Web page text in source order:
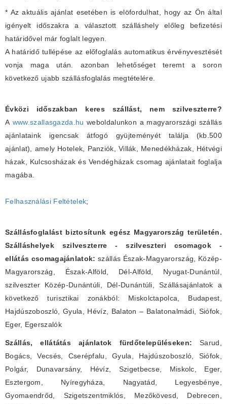
* Az aktuális ajánlat esetében is elöfordulhat, hogy az Ön által
igényelt időszakra a választott szálláshely előleg befizetési
határidővel már foglalt legyen.
A határidő tullépése az előfoglalás automatikus érvényvesztését
vonja maga után. azonban lehetőséget teremt a soron
következő ujabb szállásfoglalás megtételére.
Évközi időszakban keres szállást, nem szilveszterre?
A www.szallasgazda.hu weboldalunkon a magyarországi szállás
ajánlataink igencsak átfogó gyüjteményét találja (kb.500
ajánlat), amely Hotelek, Panziók, Villák, Menedékházak, Hétvégi
házak, Kulcsosházak és Vendégházak csomag ajánlatait foglalja
magába.
Felhasználási Feltételek;
Szállásfoglalást biztosítunk egész Magyarország területén.
Szálláshelyek szilveszterre - szilveszteri csomagok -
ellátás csomagajánlatok: szállás Észak-Magyarország, Közép-
Magyarország, Észak-Alföld, Dél-Alföld, Nyugat-Dunántúl,
szilveszter Közép-Dunántúli, Dél-Dunántúli, Szállásajánlatok a
következő turisztikai zonákból: Miskolctapolca, Budapest,
Hajdúszoboszló, Gyula, Hévíz, Balaton – Balatonalmádi, Siófok,
Eger, Egerszalók
Szállás, ellátátás ajánlatok fürdőtelepüléseken:Sarud,
Bogács, Vecsés, Cserépfalu, Gyula, Hajdúszoboszló, Siófok,
Polgár, Dunavarsány, Hévíz, Szigetbecse, Miskolc, Eger,
Esztergom, Nyíregyháza, Nagyatád, Legyesbénye,
Gyomaendrőd, Szigetszentmiklós, Mezőkövesd, Debrecen,